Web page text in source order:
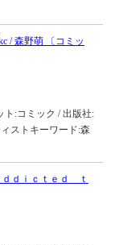
/ 森野萌 〔コミッ
ト:コミック / 出版社:
ストキーワード:森
ｄｉｃｔｅｄ ｔ